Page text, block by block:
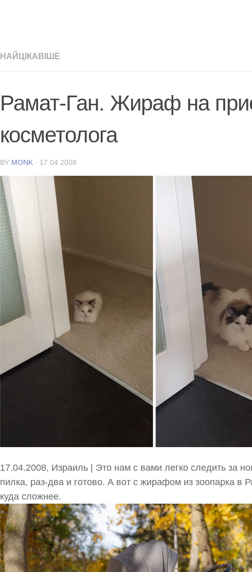
НАЙЦІКАВІШЕ
Рамат-Ган. Жираф на
косметолога
BY MONK · 17.04.2008
17.04.2008, Израиль | Это нам с вами легко следить за
пилка, раз-два и готово. А вот с жирафом из зоопарка в
куда сложнее.